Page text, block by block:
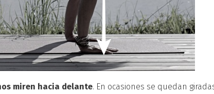
miren hacia delante. En ocasiones se quedan